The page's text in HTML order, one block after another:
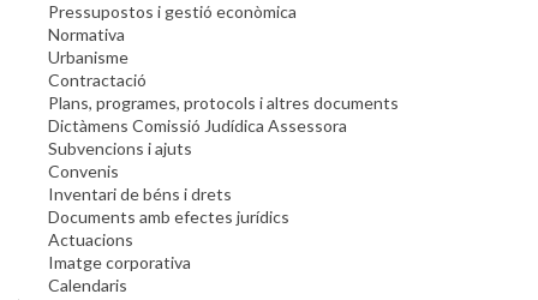
Pressupostos i gestió econòmica
Normativa
Urbanisme
Contractació
Plans, programes, protocols i altres documents
Dictàmens Comissió Judídica Assessora
Subvencions i ajuts
Convenis
Inventari de béns i drets
Documents amb efectes jurídics
Actuacions
Imatge corporativa
Calendaris